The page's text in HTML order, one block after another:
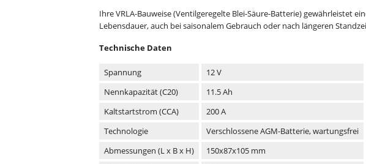
Ihre VRLA-Bauweise (Ventilgeregelte Blei-Säure-Batterie) gewährleistet
Lebensdauer, auch bei saisonalem Gebrauch oder nach längeren
Technische Daten
Spannung
12 V
Nennkapazität (C20)
11.5 Ah
Kaltstartstrom (CCA)
200 A
Technologie
Verschlossene AGM-Batterie, wartungsfrei
Abmessungen (L x B x H)
150x87x105 mm